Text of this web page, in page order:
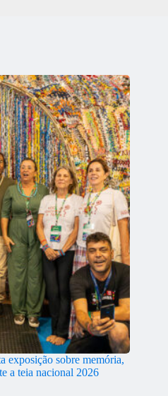
exposição sobre memória,
a teia nacional 2026